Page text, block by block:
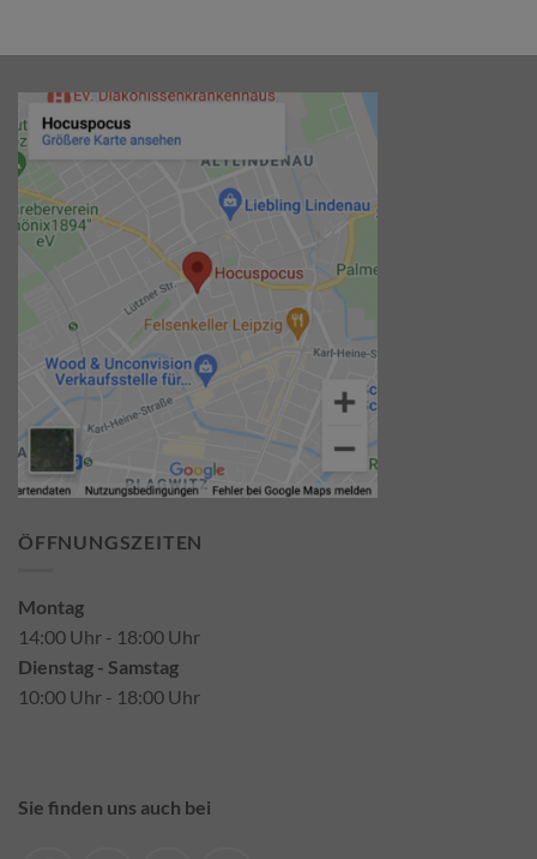
ÖFFNUNGSZEITEN
Montag
14:00 Uhr - 18:00 Uhr
Dienstag - Samstag
10:00 Uhr - 18:00 Uhr
Sie finden uns auch bei